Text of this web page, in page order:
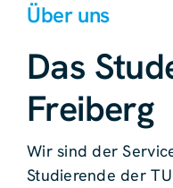
Über uns
Das
Freiberg
Wir sind der
Studierende der